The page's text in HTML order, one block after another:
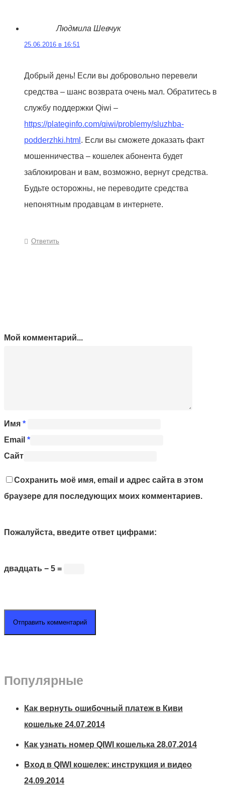
Людмила Шевчук
25.06.2016 в 16:51
Добрый день! Если вы добровольно перевели
средства – шанс возврата очень мал. Обратитесь в
службу поддержки Qiwi –
https://plateginfo.com/qiwi/problemy/sluzhba-
podderzhki.html . Если вы сможете доказать факт
мошенничества – кошелек абонента будет
заблокирован и вам, возможно, вернут средства.
Будьте осторожны, не переводите средства
непонятным продавцам в интернете.
Ответить
Мой комментарий...
Имя *
Email *
Сайт
Сохранить моё имя, email и адрес сайта в этом
браузере для последующих моих комментариев.
Пожалуйста, введите ответ цифрами:
двадцать − 5 =
Популярные
Как вернуть ошибочный платеж в Киви
кошельке 24.07.2014
Как узнать номер QIWI кошелька 28.07.2014
Вход в QIWI кошелек: инструкция и видео
24.09.2014